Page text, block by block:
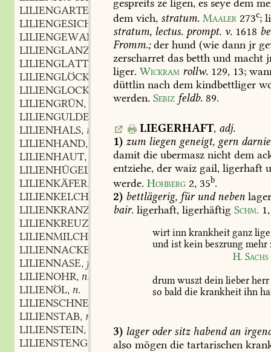
LILIENGARTEN
LILIENGESICHT
LILIENGEWAND
n.
LILIENGLANZ
LILIENGLATT
LILIENGLÖCKCHEN,n.
LILIENGLOCKE
LILIENGRÜN,
LILIENGULDEN
LILIENHALS, m.
LILIENHAND,
LILIENHAUT,
LILIENHÜGEL
LILIENKÄFER,
LILIENKELCH
LILIENKRANZ
LILIENKREUZ
LILIENMILCH
LILIENNACKEN
LILIENNASE, f.
LILIENOHR, n.
LILIENÖL, n.
LILIENSCHNEE
LILIENSTAB, m.
LILIENSTEIN,
LILIENSTENGEL
m.
gespreits ze ligen, es seye dem
dem vich, stratum. Maaler 273c;
stratum, lectus. prompt. v. 1618
Fromm.;der hund (wie dann jr
zerscharret das betth und macht
liger. Wickram rollw. 129, 13;
düttlin nach dem kindbettliger
werden. Sebiz feldb. 89.
LIEGERHAFT, adj.
1) zum liegen geneigt, gern
damit die ubermasz nicht dem
entziehe, der waiz gail, ligerhaft
werde. Hohberg 2, 35b.
2) bettlägerig, fürundneben
bair. ligerhaft, ligerhäftig Schm. 1,
wirt inn krankheit ganz
und ist kein beszrung mehr
H. Sachs
drumwuszt dein lieber herr
so bald die krankheit ihn
3) lagerodersitzhabendan
also mögen die tartarischen